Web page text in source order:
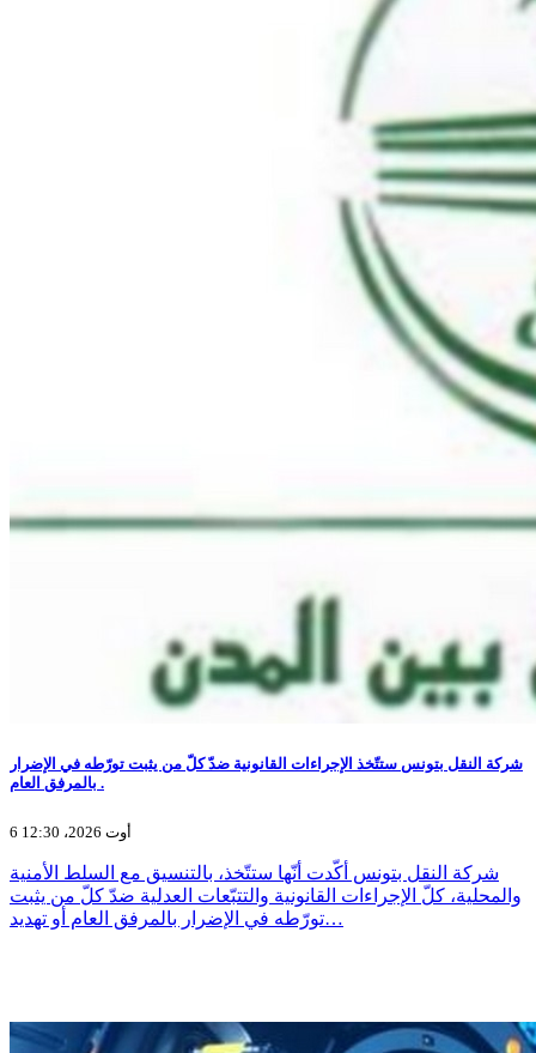
شركة النقل بتونس ستتّخذ الإجراءات القانونية ضدّ كلّ من يثبت تورّطه في الإضرار
بالمرفق العام .
6 أوت 2026، 12:30
شركة النقل بتونس أكّدت أنّها ستتّخذ، بالتنسيق مع السلط الأمنية
والمحلية، كلّ الإجراءات القانونية والتتبّعات العدلية ضدّ كلّ من يثبت
تورّطه في الإضرار بالمرفق العام أو تهديد…